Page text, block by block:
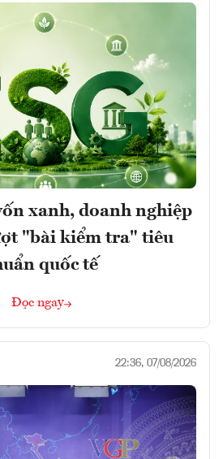
xanh, doanh nghiệp
"bài kiểm tra" tiêu
quốc tế
Đọc ngay
22:36, 07/08/2026